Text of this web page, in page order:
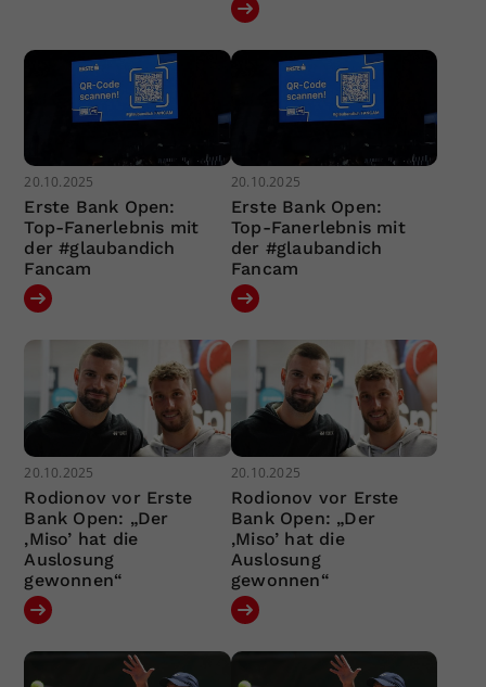
20.10.2025
Erste Bank Open:
Top-Fanerlebnis mit
der #glaubandich
Fancam
20.10.2025
Erste Bank Open:
Top-Fanerlebnis mit
der #glaubandich
Fancam
20.10.2025
Rodionov vor Erste
Bank Open: „Der
‚Miso’ hat die
Auslosung
gewonnen“
20.10.2025
Rodionov vor Erste
Bank Open: „Der
‚Miso’ hat die
Auslosung
gewonnen“